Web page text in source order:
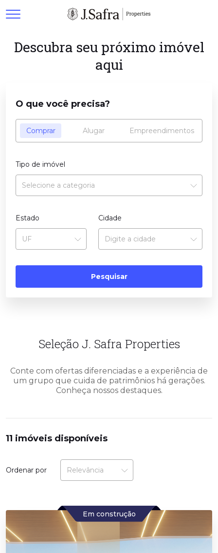
Descubra seu próximo imóvel
aqui
O que você precisa?
Comprar Alugar Empreendimentos
Tipo de imóvel
Estado Cidade
Pesquisar
Seleção J. Safra Properties
Conte com ofertas diferenciadas e a experiência de
um grupo que cuida de patrimônios há gerações.
Conheça nossos destaques.
11 imóveis disponíveis
Ordenar por
Em construção